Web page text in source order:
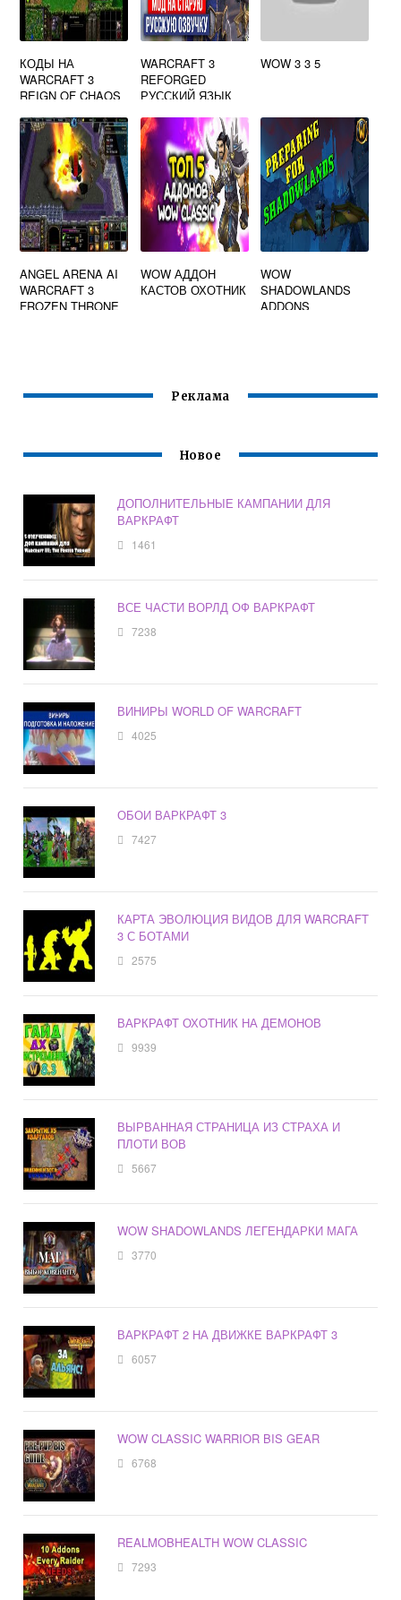
КОДЫ НА
WARCRAFT 3
REIGN OF CHAOS
WARCRAFT 3
REFORGED
РУССКИЙ ЯЗЫК
WOW 3 3 5
ANGEL ARENA AI
WARCRAFT 3
FROZEN THRONE
WOW АДДОН
КАСТОВ ОХОТНИК
WOW
SHADOWLANDS
ADDONS
Реклама
Новое
ДОПОЛНИТЕЛЬНЫЕ КАМПАНИИ ДЛЯ
ВАРКРАФТ
1461
ВСЕ ЧАСТИ ВОРЛД ОФ ВАРКРАФТ
7238
ВИНИРЫ WORLD OF WARCRAFT
4025
ОБОИ ВАРКРАФТ 3
7427
КАРТА ЭВОЛЮЦИЯ ВИДОВ ДЛЯ WARCRAFT
3 С БОТАМИ
2575
ВАРКРАФТ ОХОТНИК НА ДЕМОНОВ
9939
ВЫРВАННАЯ СТРАНИЦА ИЗ СТРАХА И
ПЛОТИ ВОВ
5667
WOW SHADOWLANDS ЛЕГЕНДАРКИ МАГА
3770
ВАРКРАФТ 2 НА ДВИЖКЕ ВАРКРАФТ 3
6057
WOW CLASSIC WARRIOR BIS GEAR
6768
REALMOBHEALTH WOW CLASSIC
7293